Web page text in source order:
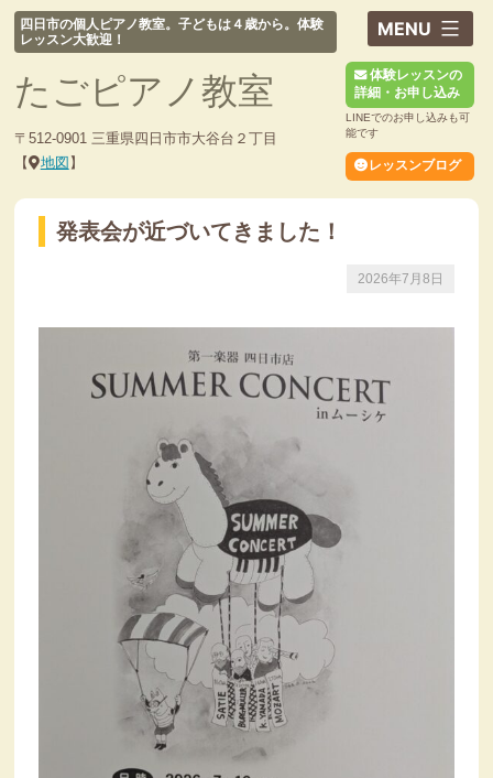
コ
ン
ン
ツ
へ
ス
ッ
四日市の個人ピアノ教室。子どもは４歳から。体験
レッスン大歓迎！
たごピアノ教室
〒512-0901 三重県四日市市大谷台２丁目
【
地図 】
体験レッスンの
詳細・お申し込み
LINEでのお申し込みも可
能です
レッスンブログ
発表会が近づいてきました！
2026年7月8日